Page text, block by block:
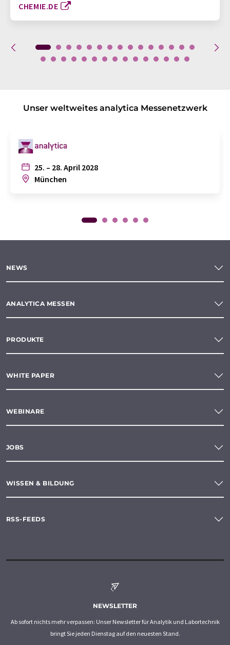
CHEMIE.DE
Unser weltweites analytica Messenetzwerk
25. – 28. April 2028
München
NEWS
ANALYTICA MESSEN
PRODUKTE
WHITE PAPER
WEBINARE
JOBS
WISSEN & BILDUNG
RSS-FEEDS
NEWSLETTER
Ab sofort nichts mehr verpassen: Unser Newsletter für Analytik und Labortechnik
bringt Sie jeden Dienstag auf den neuesten Stand.